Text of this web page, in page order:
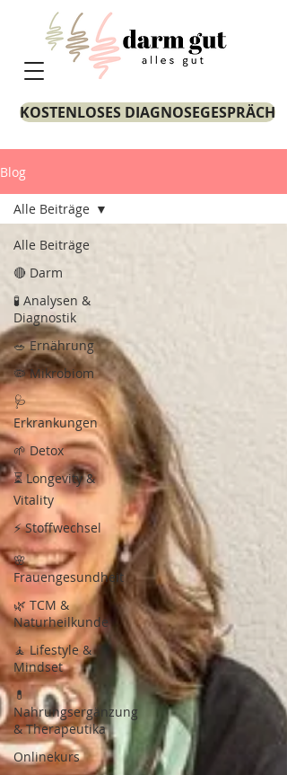
KOSTENLOSES DIAGNOSEGESPRÄCH
Blog
Alle Beiträge
🔴 Darm
🧪 Analysen &
Diagnostik
🥗 Ernährung
🦠 Mikrobiom
🩺
Erkrankungen
🌱 Detox
⏳ Longevity &
Vitality
⚡ Stoffwechsel
🌸
Frauengesundheit
🌿 TCM &
Naturheilkunde
🧘 Lifestyle &
Mindset
💊
Nahrungsergänzung
& Therapeutika
Onlinekurs
Alle Beiträge